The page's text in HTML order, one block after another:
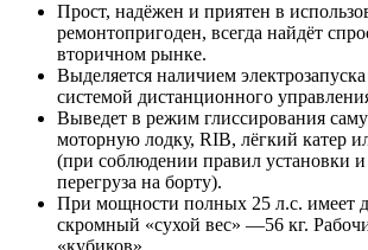
Прост, надёжен и приятен в
ремонтопригоден, всегда найдёт
вторичном рынке.
Выделяется наличием
системой дистанционного
Выведет в режим глиссирования
моторную лодку, RIB, лёгкий катер
(при соблюдении правил установки и
перегруза на борту).
При мощности полных 25 л.с. имеет
скромный «сухой вес» —56 кг.